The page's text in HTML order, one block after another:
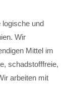
logische und
Wir
Mittel im
schadstofffreie,
arbeiten mit